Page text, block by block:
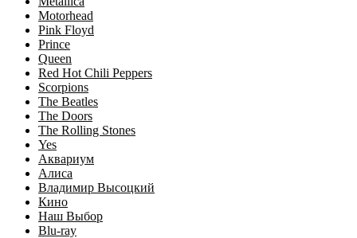
Motorhead
Pink Floyd
Prince
Queen
Red Hot Chili Peppers
Scorpions
The Beatles
The Doors
The Rolling Stones
Yes
Аквариум
Алиса
Владимир Высоцкий
Кино
Наш Выбор
Blu-ray